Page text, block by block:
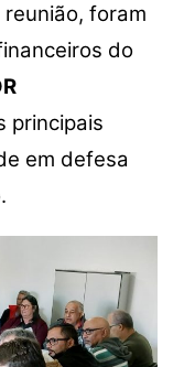
foram
do
principais
em defesa